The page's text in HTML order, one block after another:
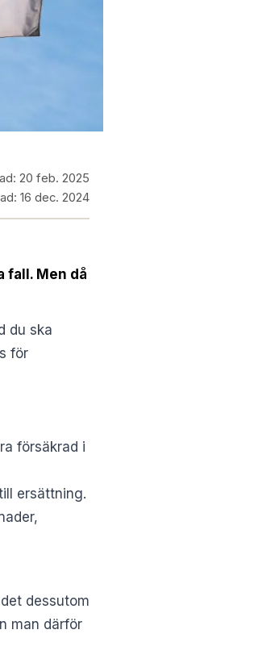
20 feb. 2025
16 dec. 2024
fall. Men då
du ska
för
försäkrad i
ersättning.
dessutom
man därför